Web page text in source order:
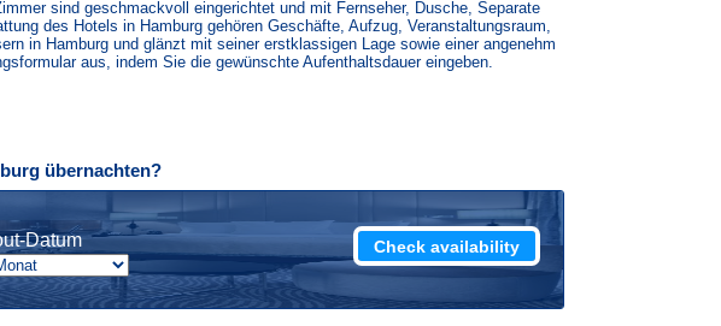
sind geschmackvoll eingerichtet und mit Fernseher, Dusche, Separate
des Hotels in Hamburg gehören Geschäfte, Aufzug, Veranstaltungsraum,
in Hamburg und glänzt mit seiner erstklassigen Lage sowie einer angenehm
aus, indem Sie die gewünschte Aufenthaltsdauer eingeben.
übernachten?
Datum